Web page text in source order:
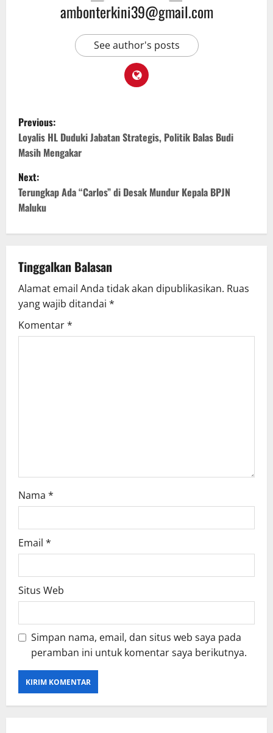
ambonterkini39@gmail.com
See author's posts
Previous:
Loyalis HL Duduki Jabatan Strategis, Politik Balas Budi
Masih Mengakar
Next:
Terungkap Ada “Carlos” di Desak Mundur Kepala BPJN
Maluku
Tinggalkan Balasan
Alamat email Anda tidak akan dipublikasikan. Ruas
yang wajib ditandai *
Komentar*
Nama *
Email *
Situs Web
Simpan nama, email, dan situs web saya pada
peramban ini untuk komentar saya berikutnya.